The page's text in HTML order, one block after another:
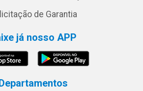
de Garantia
já nosso APP